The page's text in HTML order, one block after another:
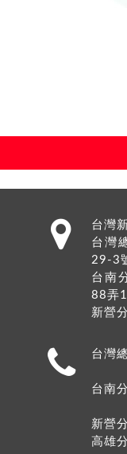
台灣
台灣
29-3
台南
88弄
新營
台灣
台南
新營
高雄